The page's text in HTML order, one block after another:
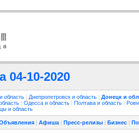
04-10-2020
область | Днепропетровск и область | Донецк и
| Одесса и область | Полтава и область |
и область
| Афиша | Пресс-релизы | Бизнес |